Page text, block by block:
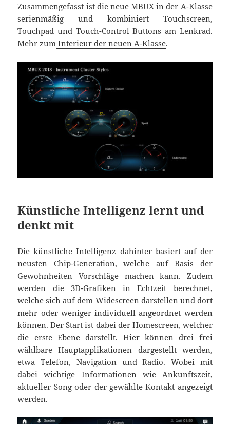
Zusammengefasst ist die neue MBUX in der A-Klasse
serienmäßig und kombiniert Touchscreen,
Touchpad und Touch-Control Buttons am Lenkrad.
Mehr zum Interieur der neuen A-Klasse.
Künstliche Intelligenz lernt und
denkt mit
Die künstliche Intelligenz dahinter basiert auf der
neusten Chip-Generation, welche auf Basis der
Gewohnheiten Vorschläge machen kann. Zudem
werden die 3D-Grafiken in Echtzeit berechnet,
welche sich auf dem Widescreen darstellen und dort
mehr oder weniger individuell angeordnet werden
können. Der Start ist dabei der Homescreen, welcher
die erste Ebene darstellt. Hier können drei frei
wählbare Hauptapplikationen dargestellt werden,
etwa Telefon, Navigation und Radio. Wobei mit
dabei wichtige Informationen wie Ankunftszeit,
aktueller Song oder der gewählte Kontakt angezeigt
werden.